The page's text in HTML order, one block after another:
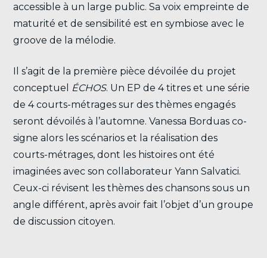
accessible à un large public. Sa voix empreinte de
maturité et de sensibilité est en symbiose avec le
groove de la mélodie.
Il s’agit de la première pièce dévoilée du projet
conceptuel ÉCHOS. Un EP de 4 titres et une série
de 4 courts-métrages sur des thèmes engagés
seront dévoilés à l’automne. Vanessa Borduas co-
signe alors les scénarios et la réalisation des
courts-métrages, dont les histoires ont été
imaginées avec son collaborateur Yann Salvatici.
Ceux-ci révisent les thèmes des chansons sous un
angle différent, après avoir fait l’objet d’un groupe
de discussion citoyen.